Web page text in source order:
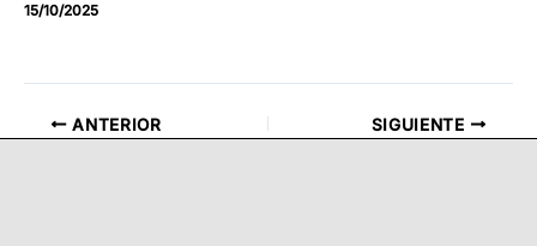
15/10/2025
ANTERIOR SIGUIENTE